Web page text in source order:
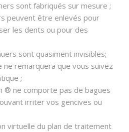
sont fabriqués sur mesure ;
peuvent être enlevés pour
les dents ou pour des
sont quasiment invisibles;
remarquera que vous suivez
;
® ne comporte pas de bagues
irriter vos gencives ou
virtuelle du plan de traitement